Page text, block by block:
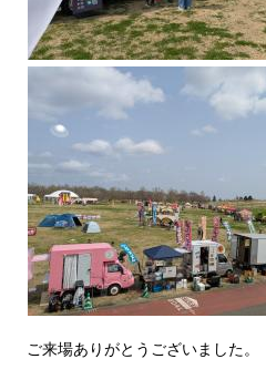
ご来場ありがとうございました。